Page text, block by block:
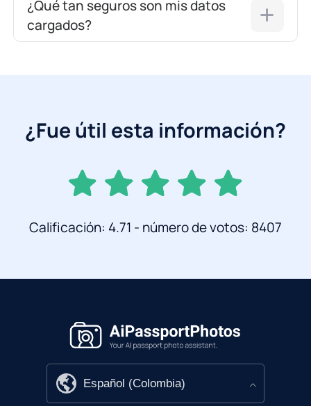
¿Qué tan seguros son mis datos
cargados?
¿Fue útil esta información?
Calificación: 4.71 - número de votos: 8407